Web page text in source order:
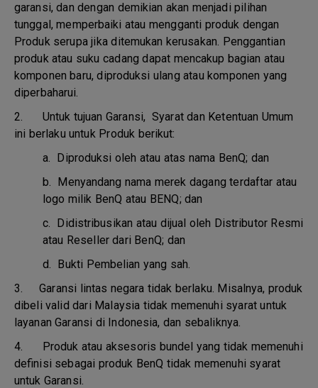
garansi, dan dengan demikian akan menjadi pilihan
tunggal, memperbaiki atau mengganti produk dengan
Produk serupa jika ditemukan kerusakan. Penggantian
produk atau suku cadang dapat mencakup bagian atau
komponen baru, diproduksi ulang atau komponen yang
diperbaharui.
2. Untuk tujuan Garansi, Syarat dan Ketentuan Umum
ini berlaku untuk Produk berikut:
a. Diproduksi oleh atau atas nama BenQ; dan
b. Menyandang nama merek dagang terdaftar atau
logo milik BenQ atau BENQ; dan
c. Didistribusikan atau dijual oleh Distributor Resmi
atau Reseller dari BenQ; dan
d. Bukti Pembelian yang sah.
3.Garansi lintas negara tidak berlaku. Misalnya, produk
dibeli valid dari Malaysia tidak memenuhi syarat untuk
layanan Garansi di Indonesia, dan sebaliknya.
4. Produk atau aksesoris bundel yang tidak memenuhi
definisi sebagai produk BenQ tidak memenuhi syarat
untuk Garansi.